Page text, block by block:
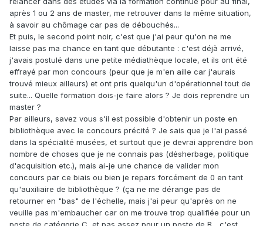
après 1 ou 2 ans de master, me retrouver dans la même situation,
à savoir au chômage car pas de débouchés...
Et puis, le second point noir, c'est que j'ai peur qu'on ne me
laisse pas ma chance en tant que débutante : c'est déjà arrivé,
j'avais postulé dans une petite médiathèque locale, et ils ont été
effrayé par mon concours (peur que je m'en aille car j'aurais
trouvé mieux ailleurs) et ont pris quelqu'un d'opérationnel tout de
suite... Quelle formation dois-je faire alors ? Je dois reprendre un
master ?
Par ailleurs, savez vous s'il est possible d'obtenir un poste en
bibliothèque avec le concours précité ? Je sais que je l'ai passé
dans la spécialité musées, et surtout que je devrai apprendre bon
nombre de choses que je ne connais pas (désherbage, politique
d'acquisition etc.), mais ai-je une chance de valider mon
concours par ce biais ou bien je repars forcément de 0 en tant
qu'auxiliaire de bibliothèque ? (ça ne me dérange pas de
retourner en "bas" de l'échelle, mais j'ai peur qu'après on ne
veuille pas m'embaucher car on me trouve trop qualifiée pour un